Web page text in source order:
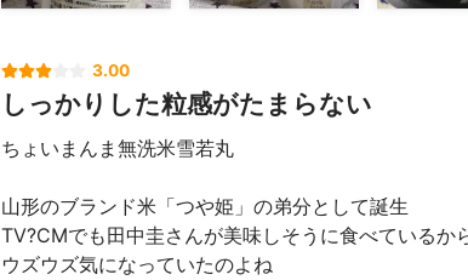
3.00
しっかりした粒感がたまらない
ちょいまんま無洗米雪若丸
山形のブランド米「つや姫」の弟分として誕生
TV?CMでも田中圭さんが美味しそうに食べているか
ウズウズ気になっていたのよね